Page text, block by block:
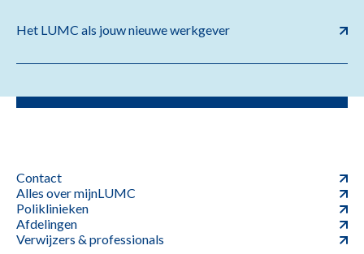
Het LUMC als jouw nieuwe werkgever
Contact
Alles over mijnLUMC
Poliklinieken
Afdelingen
Verwijzers & professionals